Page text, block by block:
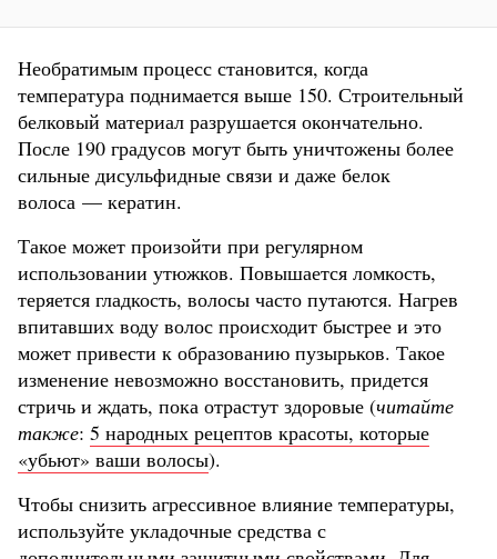
Необратимым процесс становится, когда
температура поднимается выше 150. Строительный
белковый материал разрушается окончательно.
После 190 градусов могут быть уничтожены более
сильные дисульфидные связи и даже белок
волоса — кератин.
Такое может произойти при регулярном
использовании утюжков. Повышается ломкость,
теряется гладкость, волосы часто путаются. Нагрев
впитавших воду волос происходит быстрее и это
может привести к образованию пузырьков. Такое
изменение невозможно восстановить, придется
стричь и ждать, пока отрастут здоровые (читайте
также: 5 народных рецептов красоты, которые
«убьют» ваши волосы).
Чтобы снизить агрессивное влияние температуры,
используйте укладочные средства с